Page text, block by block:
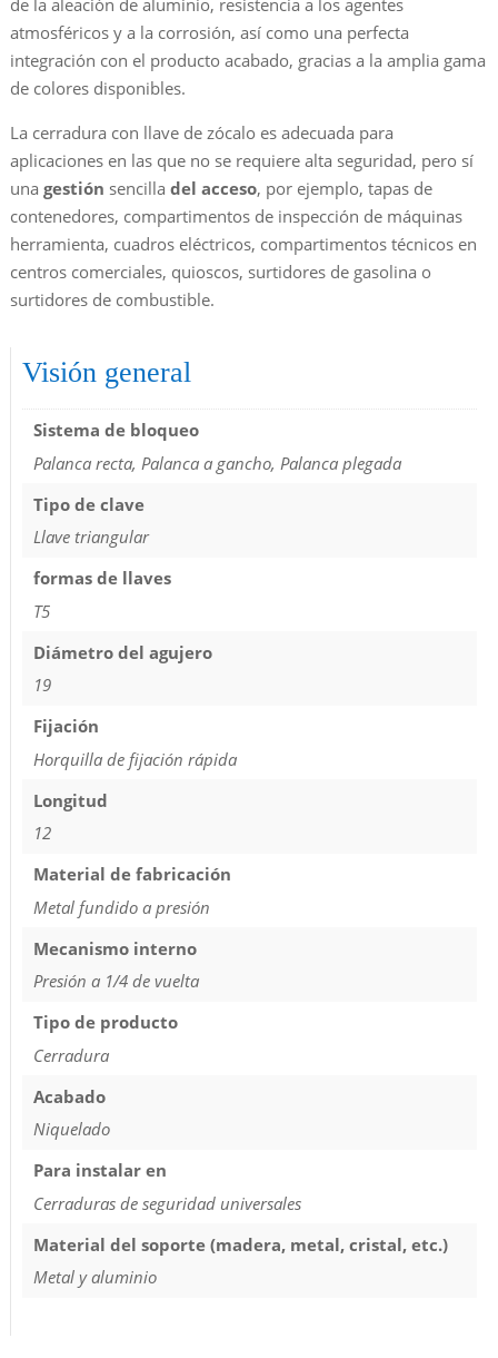
atmosféricos y a la corrosión, así como una perfecta
integración con el producto acabado, gracias a la amplia gama
de colores disponibles.
La cerradura con llave de zócalo es adecuada para
aplicaciones en las que no se requiere alta seguridad, pero sí
una gestión sencilla del acceso, por ejemplo, tapas de
contenedores, compartimentos de inspección de máquinas
herramienta, cuadros eléctricos, compartimentos técnicos en
centros comerciales, quioscos, surtidores de gasolina o
surtidores de combustible.
Visión general
Sistema de bloqueo
Palanca recta, Palanca a gancho, Palanca plegada
Tipo de clave
Llave triangular
formas de llaves
T5
Diámetro del agujero
19
Fijación
Horquilla de fijación rápida
Longitud
12
Material de fabricación
Metal fundido a presión
Mecanismo interno
Presión a 1/4 de vuelta
Tipo de producto
Cerradura
Acabado
Niquelado
Para instalar en
Cerraduras de seguridad universales
Material del soporte (madera, metal, cristal, etc.)
Metal y aluminio